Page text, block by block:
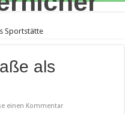
Sportstätte
als
einen Kommentar